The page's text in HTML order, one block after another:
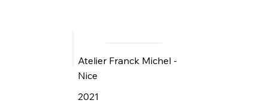
Atelier Franck Michel -
Nice
2021